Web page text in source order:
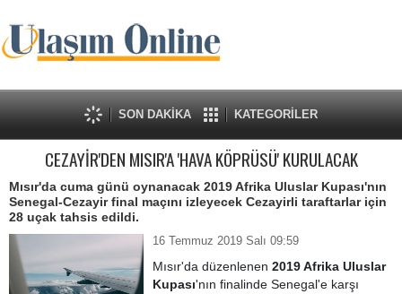
SON DAKİKA KATEGORİLER
CEZAYİR'DEN MISIR'A 'HAVA KÖPRÜSÜ' KURULACAK
Mısır'da cuma günü oynanacak 2019 Afrika Uluslar Kupası'nın
Senegal-Cezayir final maçını izleyecek Cezayirli taraftarlar için
28 uçak tahsis edildi.
16 Temmuz 2019 Salı 09:59
Mısır'da düzenlenen 2019 Afrika Uluslar
Kupası'nın finalinde Senegal'e karşı